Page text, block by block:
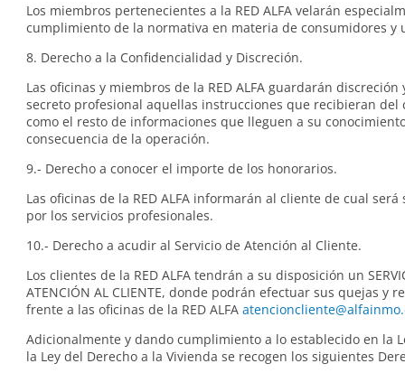
Los miembros pertenecientes a la RED ALFA velarán
cumplimiento de la normativa en materia de consumidores y
8. Derecho a la Confidencialidad y Discreción.
Las oficinas y miembros de la RED ALFA guardarán discreción
secreto profesional aquellas instrucciones que recibieran del
como el resto de informaciones que lleguen a su
consecuencia de la operación.
9.- Derecho a conocer el importe de los honorarios.
Las oficinas de la RED ALFA informarán al cliente de cual
por los servicios profesionales.
10.- Derecho a acudir al Servicio de Atención al Cliente.
Los clientes de la RED ALFA tendrán a su disposición un
ATENCIÓN AL CLIENTE, donde podrán efectuar sus quejas y
frente a las oficinas de la RED ALFA
Adicionalmente y dando cumplimiento a lo establecido en la
la Ley del Derecho a la Vivienda se recogen los siguientes